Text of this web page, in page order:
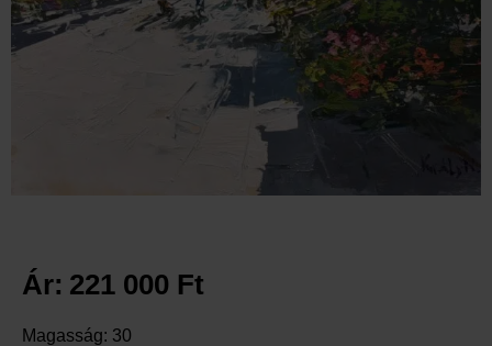
Ár: 221 000 Ft
Magasság: 30